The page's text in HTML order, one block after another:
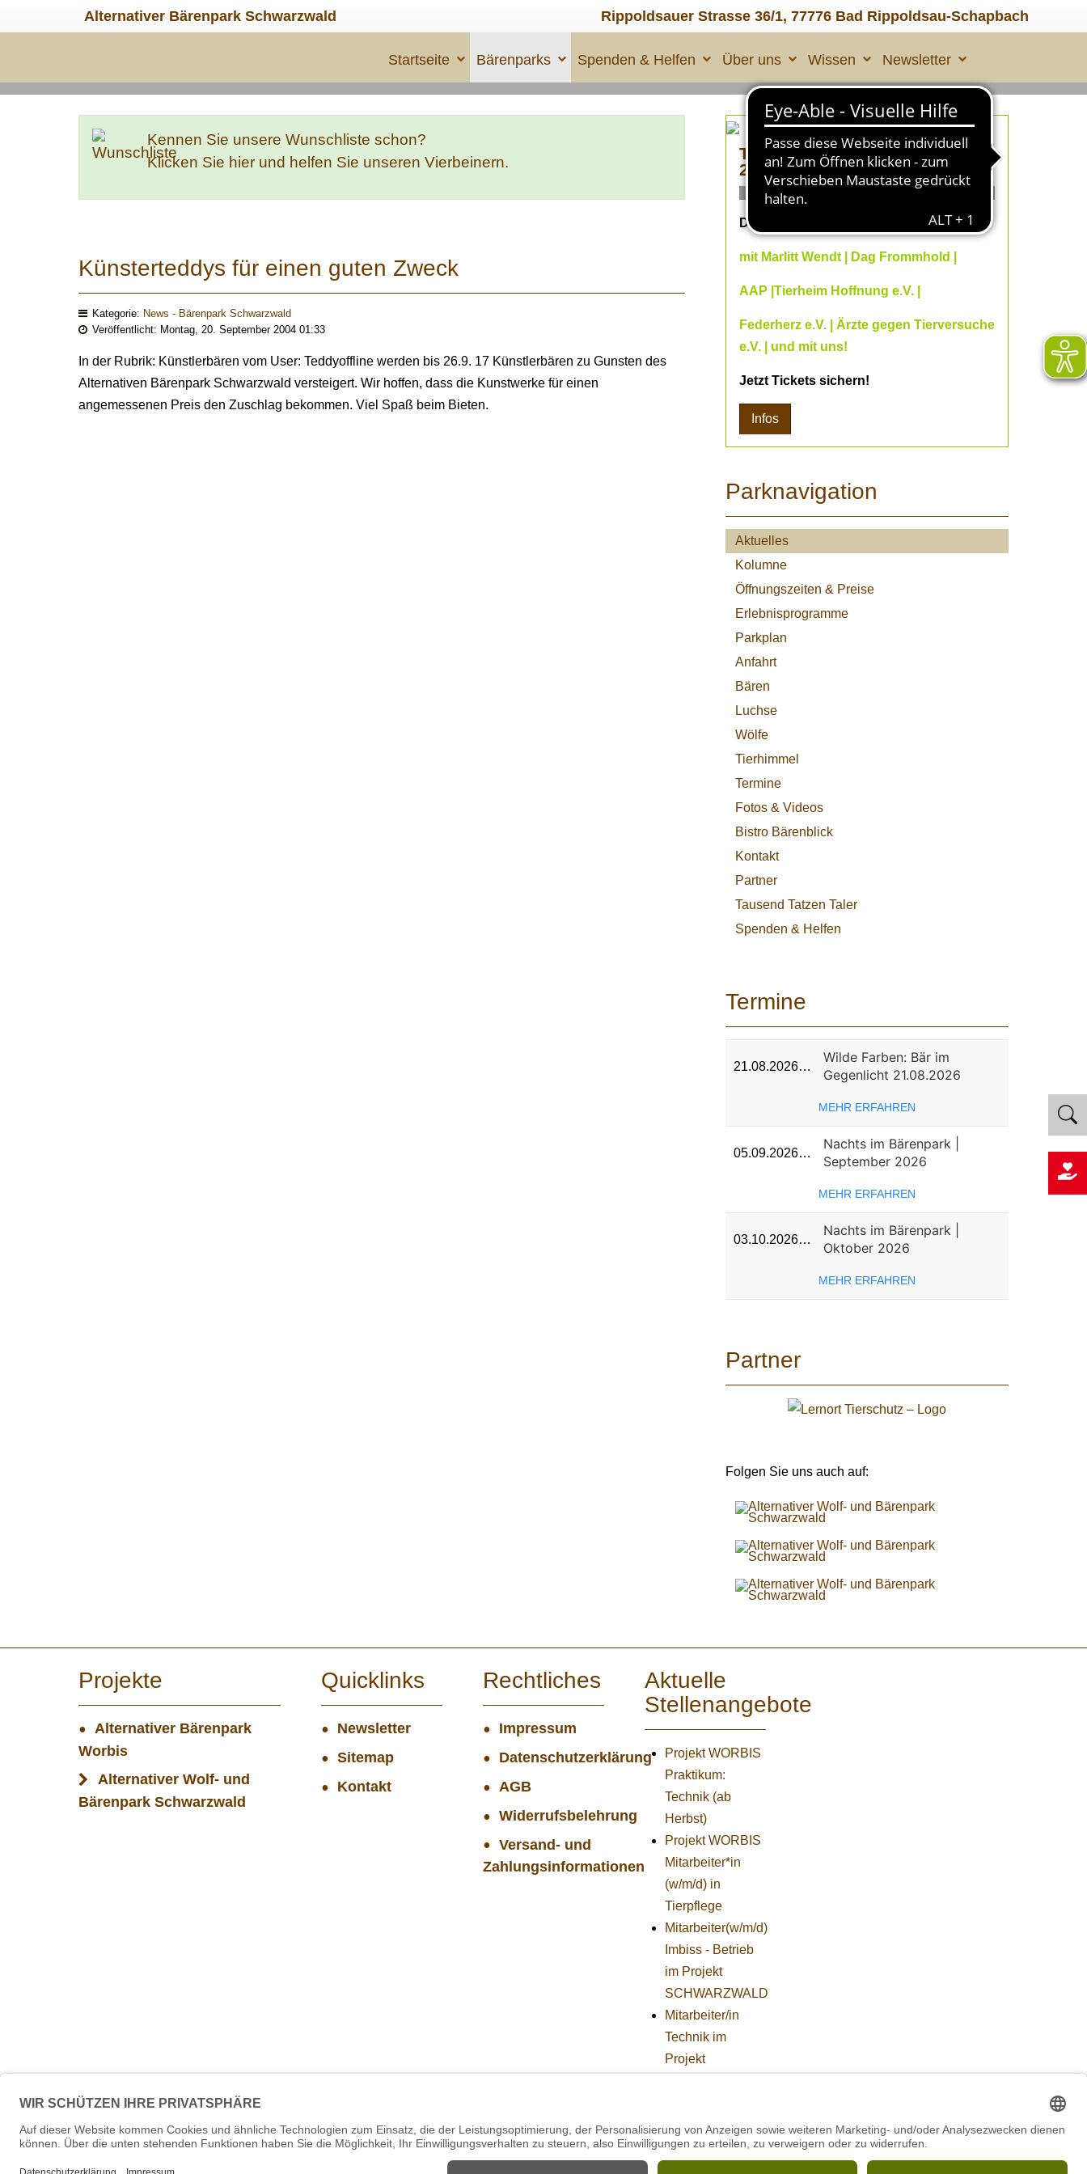
Alternativer Bärenpark Schwarzwald Rippoldsauer Strasse 36/1, 77776 Bad Rippoldsau-Schapbach
Startseite Bärenparks Spenden & Helfen Über uns Wissen Newsletter
Kennen Sie unsere Wunschliste schon?
Klicken Sie hier und helfen Sie unseren Vierbeinern.
Künsterteddys für einen guten Zweck
Kategorie: News - Bärenpark Schwarzwald
Veröffentlicht: Montag, 20. September 2004 01:33
In der Rubrik: Künstlerbären vom User: Teddyoffline werden bis 26.9. 17 Künstlerbären zu Gunsten des
Alternativen Bärenpark Schwarzwald versteigert. Wir hoffen, dass die Kunstwerke für einen
angemessenen Preis den Zuschlag bekommen. Viel Spaß beim Bieten.
TIERLEID made in ÜBERALL
2
ONLINE Fachvorträge
Dein Online--Herbst 2026
mit Marlitt Wendt | Dag Frommhold |
AAP |Tierheim Hoffnung e.V. |
Federherz e.V. | Ärzte gegen Tierversuche
e.V. | und mit uns!
Jetzt Tickets sichern!
Infos
Parknavigation
Aktuelles
Kolumne
Öffnungszeiten & Preise
Erlebnisprogramme
Parkplan
Anfahrt
Bären
Luchse
Wölfe
Tierhimmel
Termine
Fotos & Videos
Bistro Bärenblick
Kontakt
Partner
Tausend Tatzen Taler
Spenden & Helfen
Termine
21.08.2026…
Wilde Farben: Bär im
Gegenlicht 21.08.2026
MEHR ERFAHREN
05.09.2026…
Nachts im Bärenpark |
September 2026
MEHR ERFAHREN
03.10.2026…
Nachts im Bärenpark |
Oktober 2026
MEHR ERFAHREN
Partner
Folgen Sie uns auch auf:
Projekte
Alternativer Bärenpark
Worbis
Alternativer Wolf- und
Bärenpark Schwarzwald
Quicklinks
Newsletter
Sitemap
Kontakt
Rechtliches
Impressum
Datenschutzerklärung
AGB
Widerrufsbelehrung
Versand- und
Zahlungsinformationen
Aktuelle
Stellenangebote
Projekt WORBIS
Praktikum:
Technik (ab
Herbst)
Projekt WORBIS
Mitarbeiter*in
(w/m/d) in
Tierpflege
Mitarbeiter(w/m/d)
Imbiss - Betrieb
im Projekt
SCHWARZWALD
Mitarbeiter/in
Technik im
Projekt
BÄREN -
Stellvertretende